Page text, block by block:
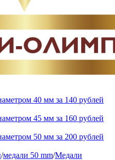
40 мм за 140 рублей
45 мм за 160 рублей
50 мм за 200 рублей
/медали 50 mm/Медали